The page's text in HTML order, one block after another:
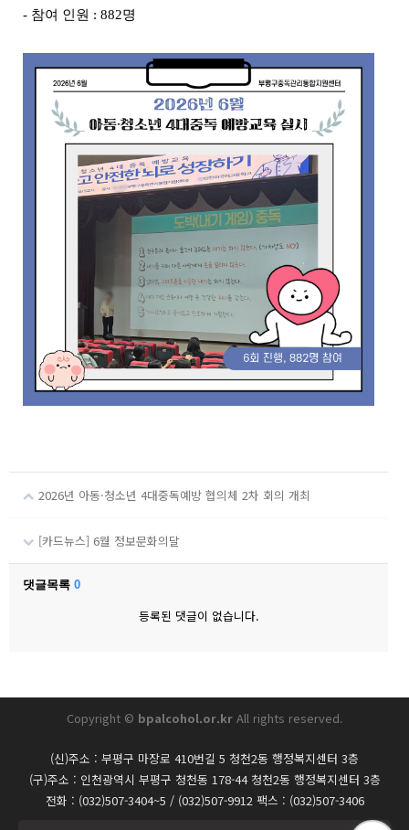
- 참여 인원 : 882명
2026년 아동·청소년 4대중독예방 협의체 2차 회의 개최
[카드뉴스] 6월 정보문화의달
댓글목록 0
등록된 댓글이 없습니다.
Copyright © bpalcohol.or.krAll rights reserved.
(신)주소 : 부평구 마장로 410번길 5 청천2동 행정복지센터 3층
(구)주소 : 인천광역시 부평구 청천동 178-44 청천2동 행정복지센터 3층
전화 : (032)507-3404~5 / (032)507-9912 팩스 : (032)507-3406